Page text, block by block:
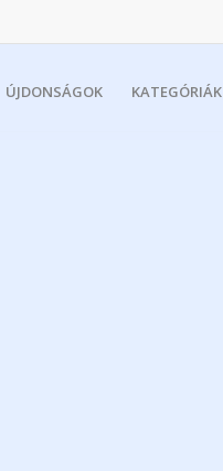
ÚJDONSÁGOK KATEGÓRIÁK